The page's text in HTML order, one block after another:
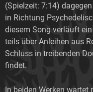
(Spielzeit: 7:14)
in Richtung
diesem Song verläuft
teils über Anleihen aus
Schluss in treibenden
findet.
In beiden Werken